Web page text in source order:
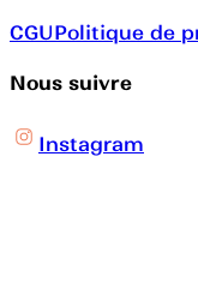
CGUPolitique de
Nous suivre
Instagram